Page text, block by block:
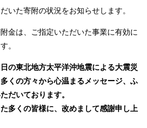
いた寄附の状況をお知らせします。
金は、ご指定いただいた事業に有効に
。
の東北地方太平洋沖地震による大震災
くの方々から心温まるメッセージ、ふ
だいております。
多くの皆様に、改めまして感謝申し上